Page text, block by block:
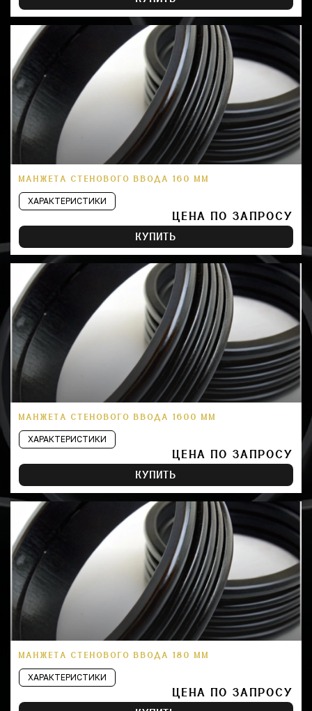
МАНЖЕТА СТЕНОВОГО ВВОДА 160 ММ
ХАРАКТЕРИСТИКИ
ЦЕНА ПО ЗАПРОСУ
КУПИТЬ
МАНЖЕТА СТЕНОВОГО ВВОДА 1600 ММ
ХАРАКТЕРИСТИКИ
ЦЕНА ПО ЗАПРОСУ
КУПИТЬ
МАНЖЕТА СТЕНОВОГО ВВОДА 180 ММ
ХАРАКТЕРИСТИКИ
ЦЕНА ПО ЗАПРОСУ